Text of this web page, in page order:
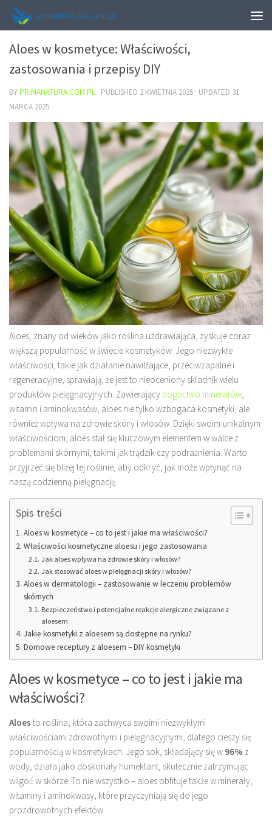
URODA
Aloes w kosmetyce: Właściwości,
zastosowania i przepisy DIY
BYPRIMANATURA.COM.PL · PUBLISHED 2 KWIETNIA 2025 · UPDATED 31
MARCA 2025
Aloes, znany od wieków jako roślina uzdrawiająca, zyskuje coraz
większą popularność w świecie kosmetyków. Jego niezwykłe
właściwości, takie jak działanie nawilżające, przeciwzapalne i
regeneracyjne, sprawiają, że jest to nieoceniony składnik wielu
produktów pielęgnacyjnych. Zawierający bogactwo minerałów,
witamin i aminokwasów, aloes nie tylko wzbogaca kosmetyki, ale
również wpływa na zdrowie skóry i włosów. Dzięki swoim unikalnym
właściwościom, aloes stał się kluczowym elementem w walce z
problemami skórnymi, takimi jak trądzik czy podrażnienia. Warto
przyjrzeć się bliżej tej roślinie, aby odkryć, jak może wpłynąć na
naszą codzienną pielęgnację.
Spis treści
Aloes w kosmetyce – co to jest i jakie ma właściwości?
Właściwości kosmetyczne aloesu i jego zastosowania
Jak aloes wpływa na zdrowie skóry i włosów?
Jak stosować aloes w pielęgnacji skóry i włosów?
Aloes w dermatologii – zastosowanie w leczeniu problemów
skórnych
Bezpieczeństwo i potencjalne reakcje alergiczne związane z
aloesem
Jakie kosmetyki z aloesem są dostępne na rynku?
Domowe receptury z aloesem – DIY kosmetyki
Aloes w kosmetyce – co to jest i jakie ma
właściwości?
Aloes to roślina, która zachwyca swoimi niezwykłymi
właściwościami zdrowotnymi i pielęgnacyjnymi, dlatego cieszy się
popularnością w kosmetykach. Jego sok, składający się w 96% z
wody, działa jako doskonały humektant, skutecznie zatrzymując
wilgoć w skórze. To nie wszystko – aloes obfituje także w minerały,
witaminy i aminokwasy, które przyczyniają się do jego
prozdrowotnych efektów.